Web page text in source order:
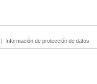
| Información de protección de datos